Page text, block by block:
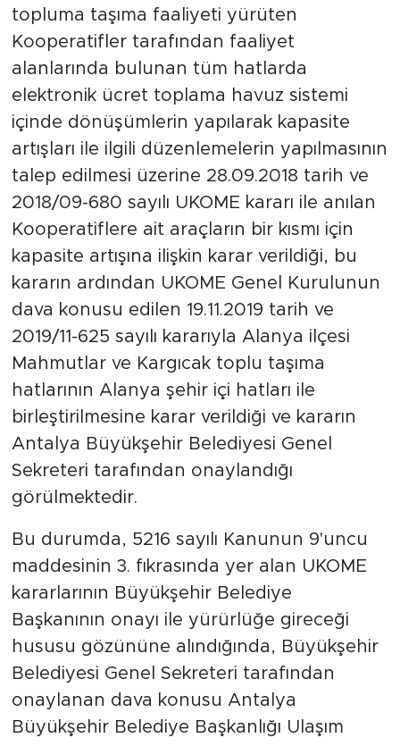
topluma taşıma faaliyeti yürüten
Kooperatifler tarafından faaliyet
alanlarında bulunan tüm hatlarda
elektronik ücret toplama havuz sistemi
içinde dönüşümlerin yapılarak kapasite
artışları ile ilgili düzenlemelerin yapılmasının
talep edilmesi üzerine 28.09.2018 tarih ve
2018/09-680 sayılı UKOME kararı ile anılan
Kooperatiflere ait araçların bir kısmı için
kapasite artışına ilişkin karar verildiği, bu
kararın ardından UKOME Genel Kurulunun
dava konusu edilen 19.11.2019 tarih ve
2019/11-625 sayılı kararıyla Alanya ilçesi
Mahmutlar ve Kargıcak toplu taşıma
hatlarının Alanya şehir içi hatları ile
birleştirilmesine karar verildiği ve kararın
Antalya Büyükşehir Belediyesi Genel
Sekreteri tarafından onaylandığı
görülmektedir.
Bu durumda, 5216 sayılı Kanunun 9'uncu
maddesinin 3. fıkrasında yer alan UKOME
kararlarının Büyükşehir Belediye
Başkanının onayı ile yürürlüğe gireceği
hususu gözününe alındığında, Büyükşehir
Belediyesi Genel Sekreteri tarafından
onaylanan dava konusu Antalya
Büyükşehir Belediye Başkanlığı Ulaşım